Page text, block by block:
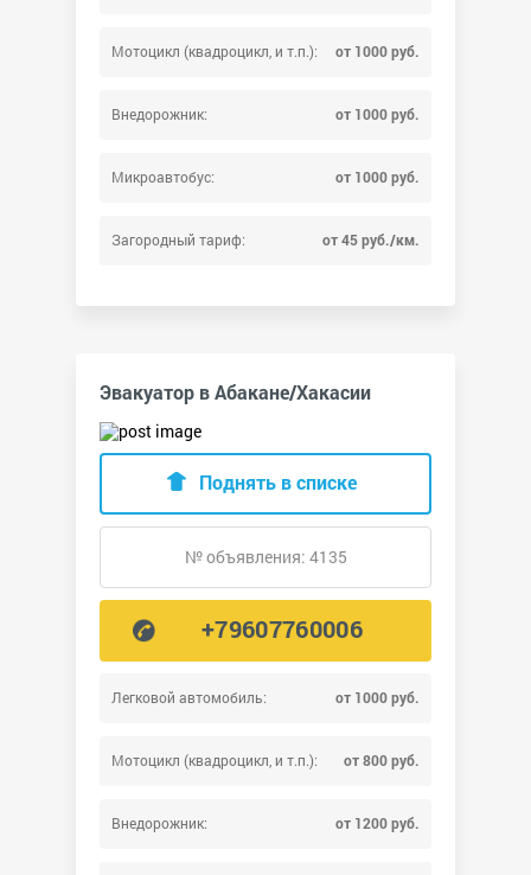
Мотоцикл (квадроцикл, и т.п.): от 1000 руб.
Внедорожник: от 1000 руб.
Микроавтобус: от 1000 руб.
Загородный тариф: от 45 руб./км.
Эвакуатор в Абакане/Хакасии
Легковой автомобиль: от 1000 руб.
Мотоцикл (квадроцикл, и т.п.): от 800 руб.
Внедорожник: от 1200 руб.
Поднять в списке
№ объявления: 4135
+79607760006